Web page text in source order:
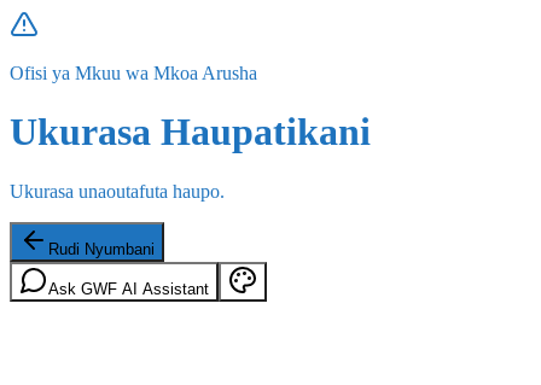
Ofisi ya Mkuu wa Mkoa Arusha
Ukurasa Haupatikani
Ukurasa unaoutafuta haupo.
Rudi Nyumbani
Ask GWF AI Assistant